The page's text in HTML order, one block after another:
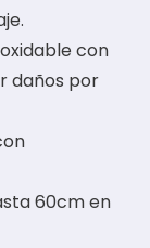
con
daños por
60cm en